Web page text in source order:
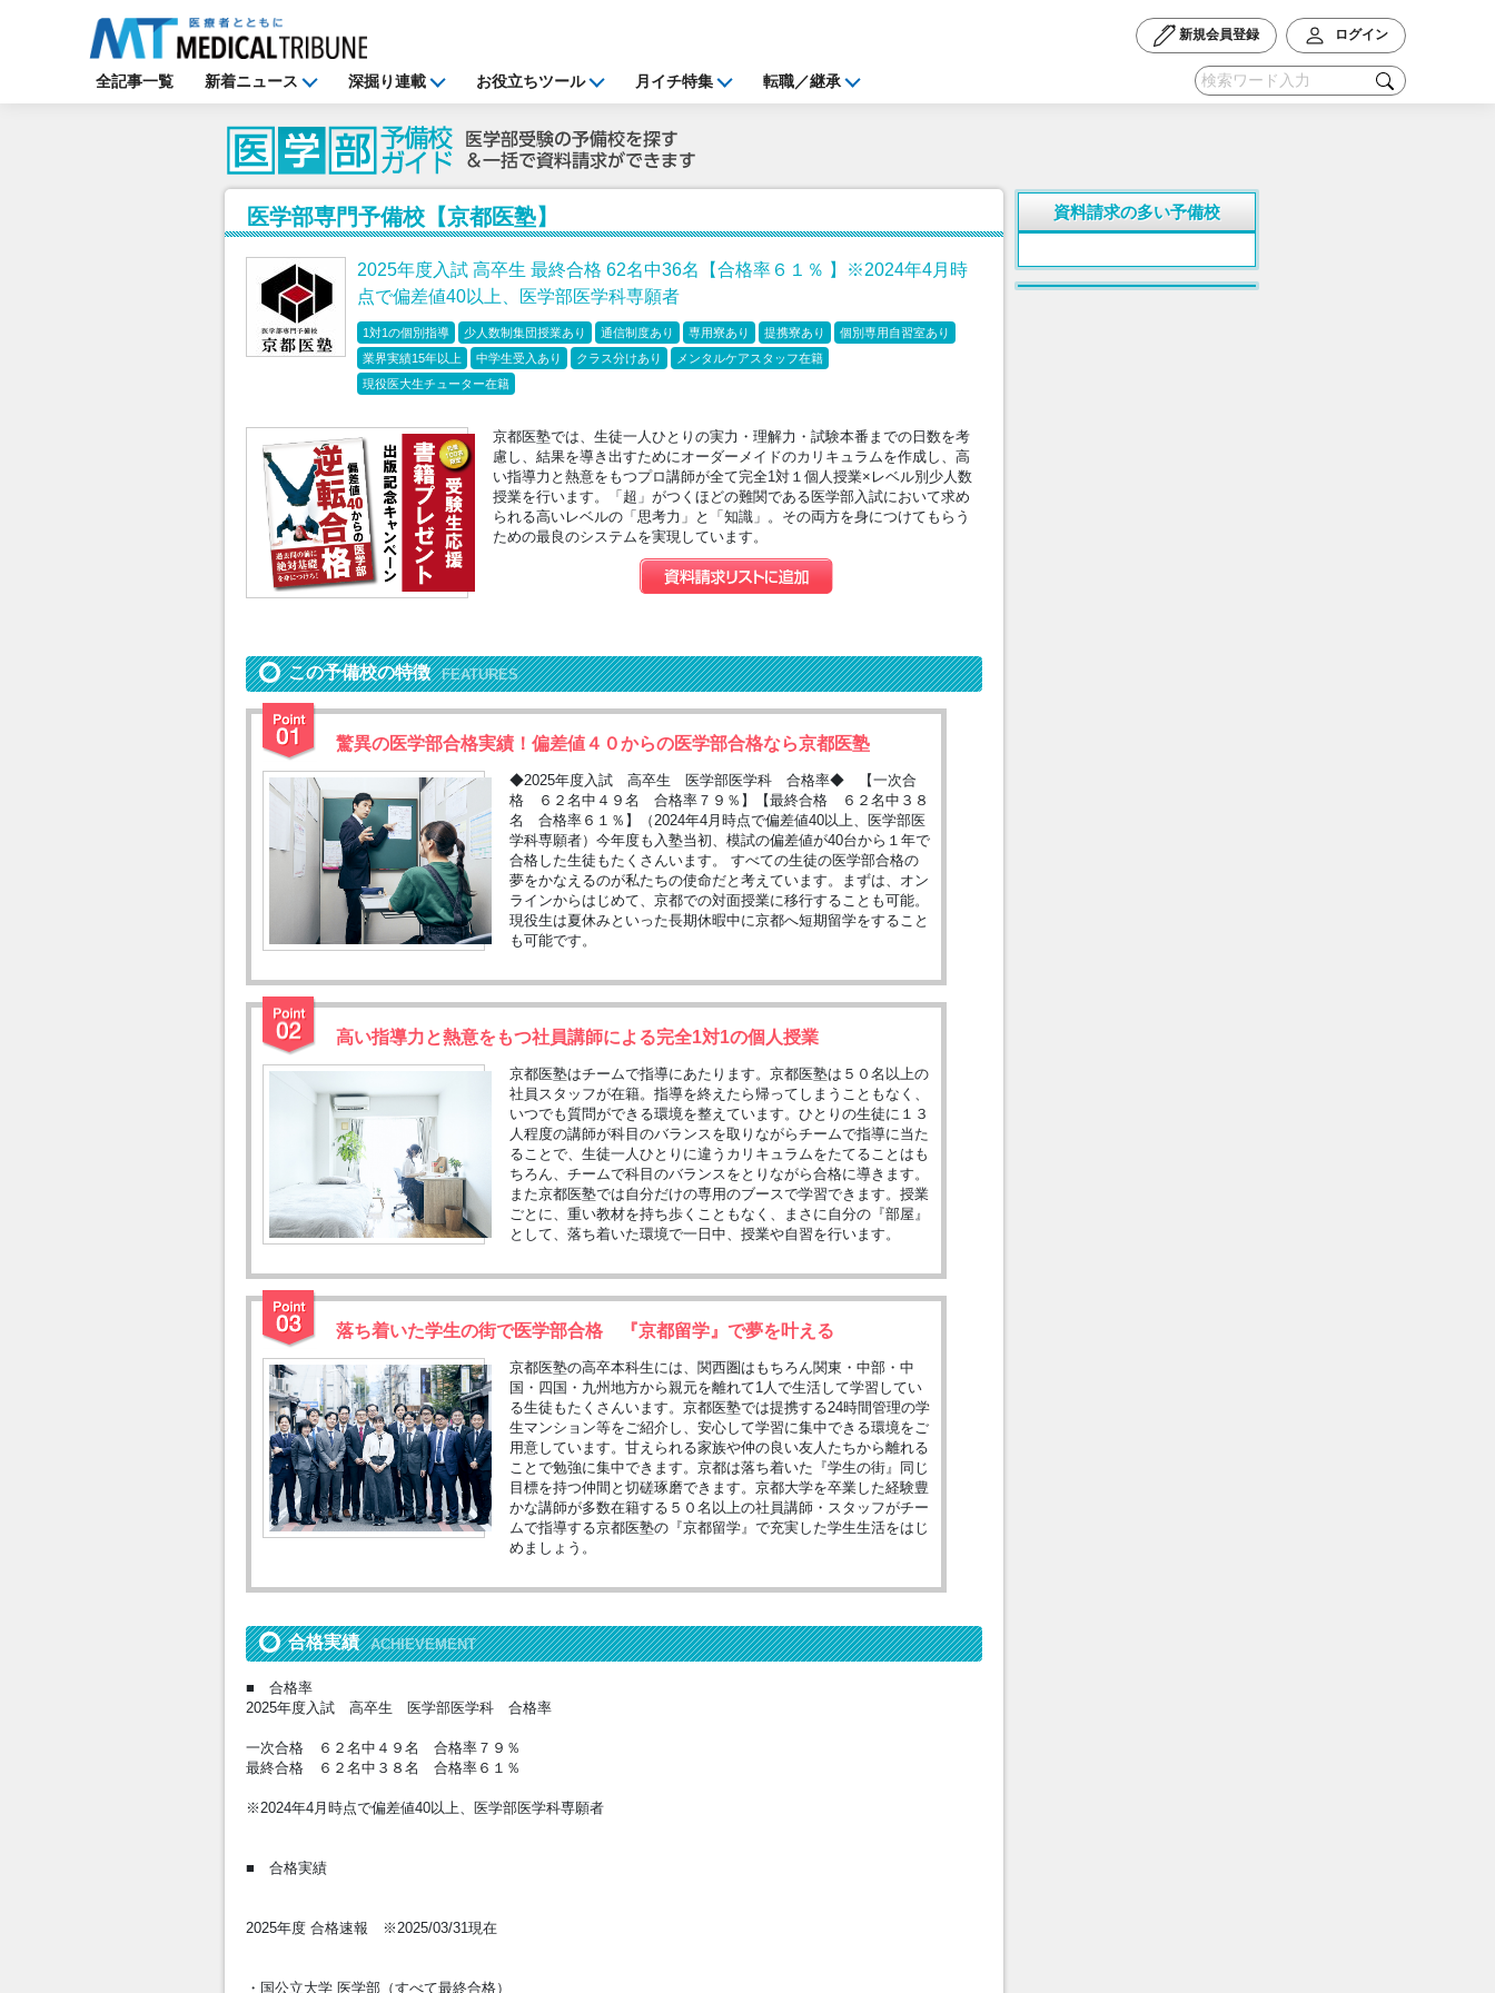
新規会員登録 ログイン
全記事一覧 新着ニュース 深掘り連載 お役立ちツール 月イチ特集 転職／継承
医学部専門予備校【京都医塾】
2025年度入試 高卒生 最終合格 62名中36名【合格率６１％ 】※2024年4月時
点で偏差値40以上、医学部医学科専願者
1対1の個別指導 少人数制集団授業あり 通信制度あり 専用寮あり 提携寮あり
個別専用自習室あり
業界実績15年以上
中学生受入あり クラス分けあり
メンタルケアスタッフ在籍
現役医大生チューター在籍
京都医塾では、生徒一人ひとりの実力・理解力・試験本番までの日数を考
慮し、結果を導き出すためにオーダーメイドのカリキュラムを作成し、高
い指導力と熱意をもつプロ講師が全て完全1対１個人授業×レベル別少人数
授業を行います。「超」がつくほどの難関である医学部入試において求め
られる高いレベルの「思考力」と「知識」。その両方を身につけてもらう
ための最良のシステムを実現しています。
この予備校の特徴 FEATURES
驚異の医学部合格実績！偏差値４０からの医学部合格なら京都医塾
◆2025年度入試 高卒生 医学部医学科 合格率◆ 【一次合
格 ６２名中４９名 合格率７９％】【最終合格 ６２名中３８
名 合格率６１％】（2024年4月時点で偏差値40以上、医学部医
学科専願者）今年度も入塾当初、模試の偏差値が40台から１年で
合格した生徒もたくさんいます。 すべての生徒の医学部合格の
夢をかなえるのが私たちの使命だと考えています。まずは、オン
ラインからはじめて、京都での対面授業に移行することも可能。
現役生は夏休みといった長期休暇中に京都へ短期留学をすること
も可能です。
高い指導力と熱意をもつ社員講師による完全1対1の個人授業
京都医塾はチームで指導にあたります。京都医塾は５０名以上の
社員スタッフが在籍。指導を終えたら帰ってしまうこともなく、
いつでも質問ができる環境を整えています。ひとりの生徒に１３
人程度の講師が科目のバランスを取りながらチームで指導に当た
ることで、生徒一人ひとりに違うカリキュラムをたてることはも
ちろん、チームで科目のバランスをとりながら合格に導きます。
また京都医塾では自分だけの専用のブースで学習できます。授業
ごとに、重い教材を持ち歩くこともなく、まさに自分の『部屋』
として、落ち着いた環境で一日中、授業や自習を行います。
落ち着いた学生の街で医学部合格 『京都留学』で夢を叶える
京都医塾の高卒本科生には、関西圏はもちろん関東・中部・中
国・四国・九州地方から親元を離れて1人で生活して学習してい
る生徒もたくさんいます。京都医塾では提携する24時間管理の学
生マンション等をご紹介し、安心して学習に集中できる環境をご
用意しています。甘えられる家族や仲の良い友人たちから離れる
ことで勉強に集中できます。京都は落ち着いた『学生の街』同じ
目標を持つ仲間と切磋琢磨できます。京都大学を卒業した経験豊
かな講師が多数在籍する５０名以上の社員講師・スタッフがチー
ムで指導する京都医塾の『京都留学』で充実した学生生活をはじ
めましょう。
合格実績 ACHIEVEMENT
■ 合格率
2025年度入試 高卒生 医学部医学科 合格率
一次合格 ６２名中４９名 合格率７９％
最終合格 ６２名中３８名 合格率６１％
※2024年4月時点で偏差値40以上、医学部医学科専願者
■ 合格実績
2025年度 合格速報 ※2025/03/31現在
・国公立大学 医学部（すべて最終合格）
資料請求の多い予備校